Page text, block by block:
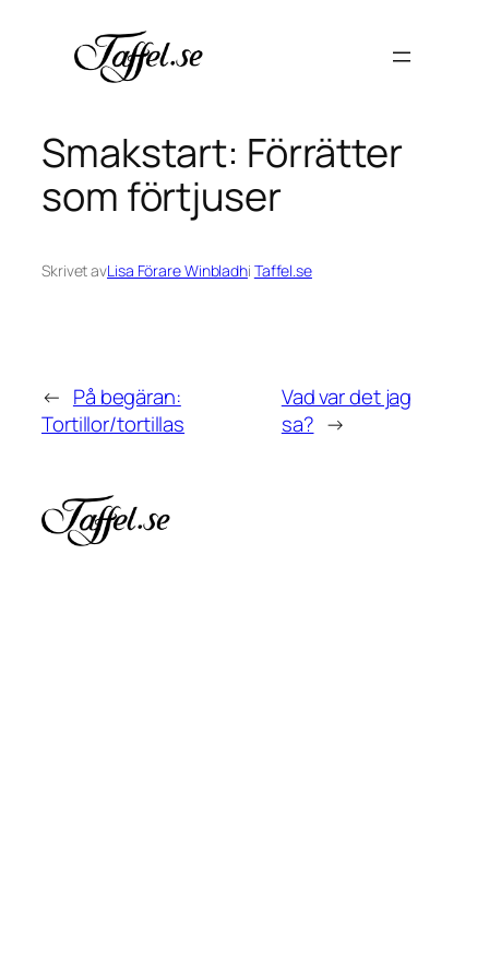
innehåll
Smakstart: Förrätter
som förtjuser
Skrivet avLisa Förare Winbladhi Taffel.se
← På begäran:
Tortillor/tortillas
Vad var det jag
sa? →